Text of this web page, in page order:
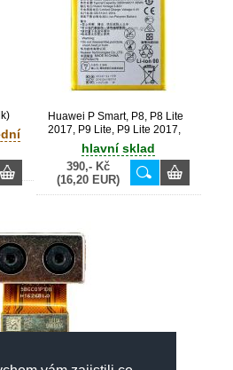
Huawei P Smart, P8, P8 Lite
2017, P9 Lite, P9 Lite 2017,
P9, P10 Lite, P20 Lite, Y6
2018, Y7 2018, Y7 Prime
2018, Honor 5C/7 Lite/7A/8/8
Lite originální baterie
HB366481ECW 2900 mAh
hlavní sklad
390,- Kč
(16,20 EUR)